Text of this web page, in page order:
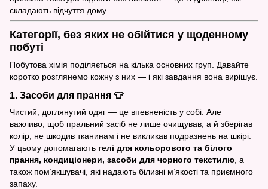
складають відчуття дому.
Категорії, без яких не обійтися у щоденному
побуті
Побутова хімія поділяється на кілька основних груп. Давайте
коротко розглянемо кожну з них — і які завдання вона вирішує.
1. Засоби для прання 👕
Чистий, доглянутий одяг — це впевненість у собі. Але
важливо, щоб пральний засіб не лише очищував, а й зберігав
колір, не шкодив тканинам і не викликав подразнень на шкірі.
У цьому допомагають гелі для кольорового та білого
прання, кондиціонери, засоби для чорного текстилю , а
також пом’якшувачі, які надають білизні м’якості та приємного
запаху.